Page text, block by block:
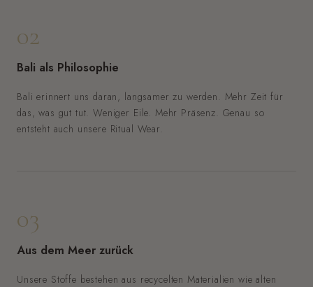
02
Bali als Philosophie
Bali erinnert uns daran, langsamer zu werden. Mehr Zeit für
das, was gut tut. Weniger Eile. Mehr Präsenz. Genau so
entsteht auch unsere Ritual Wear.
03
Aus dem Meer zurück
Unsere Stoffe bestehen aus recycelten Materialien wie alten